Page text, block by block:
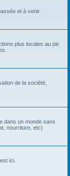
et à venir.
plus locales au pic
de la société,
dans un monde sans
nourriture, etc)
ici.